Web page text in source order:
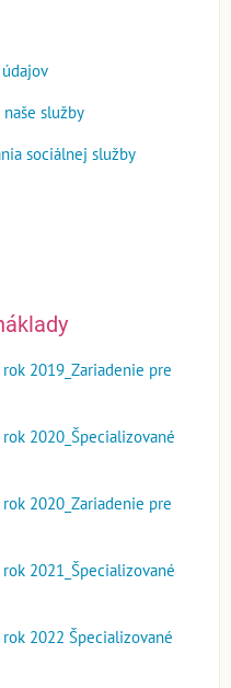
služby
sociálnej služby
2019_Zariadenie pre
2020_Špecializované
2020_Zariadenie pre
2021_Špecializované
2022 Špecializované